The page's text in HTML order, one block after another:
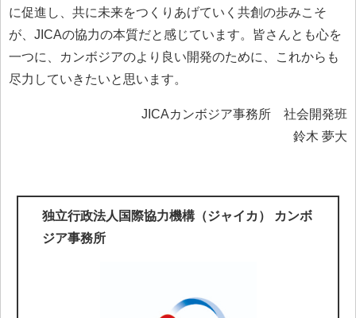
に促進し、共に未来をつくりあげていく共創の歩みこそ
が、JICAの協力の本質だと感じています。皆さんとも心を
一つに、カンボジアのより良い開発のために、これからも
尽力していきたいと思います。
JICAカンボジア事務所 社会開発班
鈴木 夢大
独立行政法人国際協力機構（ジャイカ） カンボ
ジア事務所